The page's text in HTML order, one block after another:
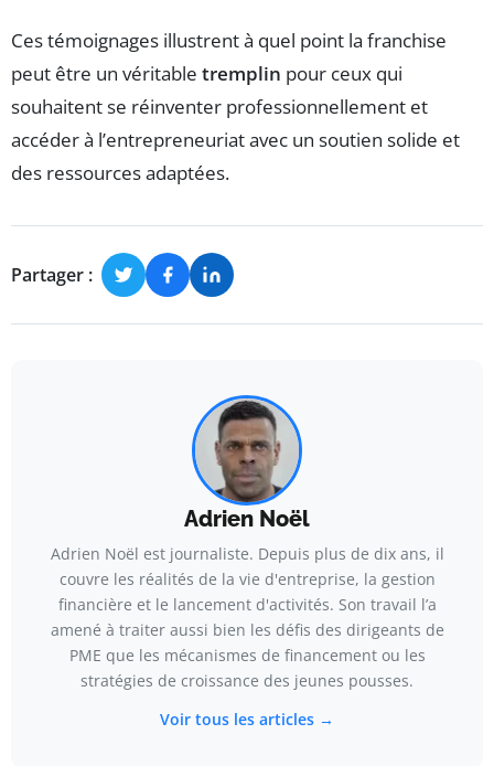
Ces témoignages illustrent à quel point la franchise
peut être un véritable tremplin pour ceux qui
souhaitent se réinventer professionnellement et
accéder à l’entrepreneuriat avec un soutien solide et
des ressources adaptées.
Partager :
Adrien Noël
Adrien Noël est journaliste. Depuis plus de dix ans, il
couvre les réalités de la vie d'entreprise, la gestion
financière et le lancement d'activités. Son travail l’a
amené à traiter aussi bien les défis des dirigeants de
PME que les mécanismes de financement ou les
stratégies de croissance des jeunes pousses.
Voir tous les articles →